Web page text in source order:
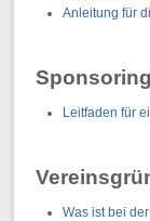
Anleitung für
Sponsoring
Leitfaden für
Was ist bei